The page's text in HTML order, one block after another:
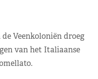
Veenkoloniën droeg
van het Italiaanse